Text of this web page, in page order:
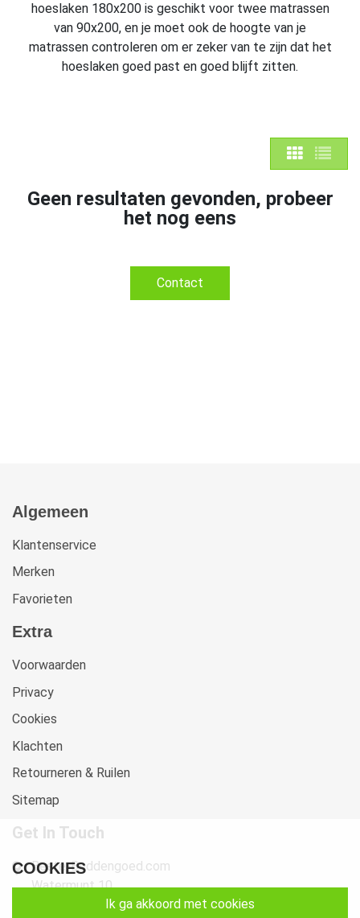
hoeslaken 180x200 is geschikt voor twee matrassen
van 90x200, en je moet ook de hoogte van je
matrassen controleren om er zeker van te zijn dat het
hoeslaken goed past en goed blijft zitten.
Geen resultaten gevonden, probeer
het nog eens
Contact
Algemeen
Klantenservice
Merken
Favorieten
Extra
Voorwaarden
Privacy
Cookies
Klachten
Retourneren & Ruilen
Sitemap
Get In Touch
Beste-Beddengoed.com
Watermunt 10
2841 SN Moordrecht NL
COOKIES
ik ga akkoord met cookies